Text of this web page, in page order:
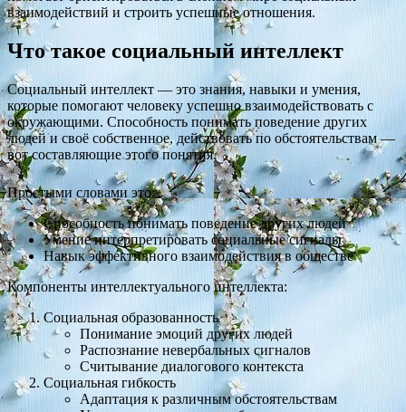
взаимодействий и строить успешные отношения.
Что такое социальный интеллект
Социальный интеллект — это знания, навыки и умения,
которые помогают человеку успешно взаимодействовать с
окружающими. Способность понимать поведение других
людей и своё собственное, действовать по обстоятельствам —
вот составляющие этого понятия.
Простыми словами это:
Способность понимать поведение других людей
Умение интерпретировать социальные сигналы
Навык эффективного взаимодействия в обществе
Компоненты интеллектуального интеллекта:
Социальная образованность
Понимание эмоций других людей
Распознание невербальных сигналов
Считывание диалогового контекста
Социальная гибкость
Адаптация к различным обстоятельствам